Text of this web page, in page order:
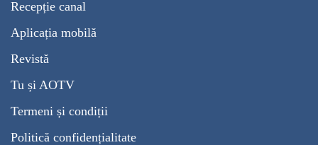
Recepție canal
Aplicația mobilă
Revistă
Tu și AOTV
Termeni și condiții
Politică confidențialitate